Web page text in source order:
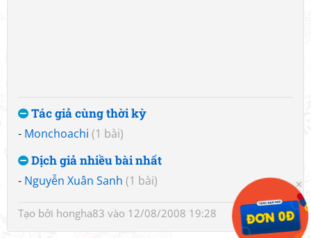
Tác giả cùng thời kỳ
- Monchoachi (1 bài)
Dịch giả nhiều bài nhất
- Nguyễn Xuân Sanh (1 bài)
Tạo bởi hongha83 vào 12/08/2008 19:28